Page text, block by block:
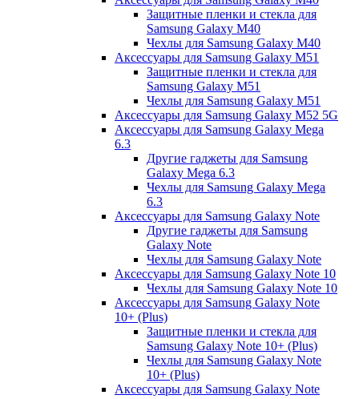
Защитные пленки и стекла для
Samsung Galaxy M40
Чехлы для Samsung Galaxy M40
Аксессуары для Samsung Galaxy M51
Защитные пленки и стекла для
Samsung Galaxy M51
Чехлы для Samsung Galaxy M51
Аксессуары для Samsung Galaxy M52 5G
Аксессуары для Samsung Galaxy Mega
6.3
Другие гаджеты для Samsung
Galaxy Mega 6.3
Чехлы для Samsung Galaxy Mega
6.3
Аксессуары для Samsung Galaxy Note
Другие гаджеты для Samsung
Galaxy Note
Чехлы для Samsung Galaxy Note
Аксессуары для Samsung Galaxy Note 10
Чехлы для Samsung Galaxy Note 10
Аксессуары для Samsung Galaxy Note
10+ (Plus)
Защитные пленки и стекла для
Samsung Galaxy Note 10+ (Plus)
Чехлы для Samsung Galaxy Note
10+ (Plus)
Аксессуары для Samsung Galaxy Note